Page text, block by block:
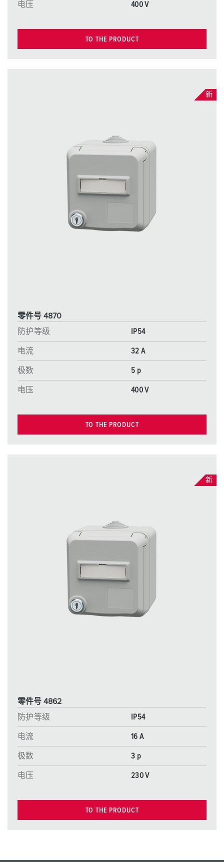
电压 400 V
TO THE PRODUCT
新
零件号 4870
防护等级
IP54
电流 32 A
极数 5 p
电压 400 V
TO THE PRODUCT
新
零件号 4862
防护等级
IP54
电流 16 A
极数 3 p
电压 230 V
TO THE PRODUCT